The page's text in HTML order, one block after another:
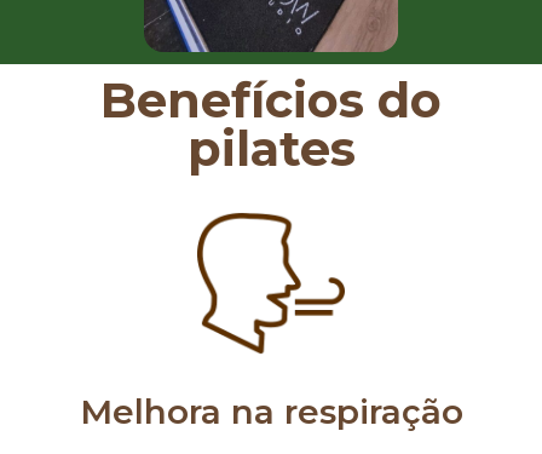
Benefícios do
pilates
Melhora na respiração